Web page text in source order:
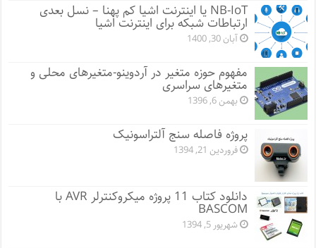
NB-IoT یا اینترنت اشیا کم پهنا – نسل بعدی
ارتباطات شبکه برای اینترنت اشیا
آبان 30, 1400
مفهوم حوزه متغیر در آردوینو-متغیرهای محلی و
متغیرهای سراسری
بهمن 6, 1396
پروژه فاصله سنج آلتراسونیک
فروردین 21, 1394
دانلود کتاب 11 پروژه میکروکنترلر AVR با
BASCOM
شهریور 5, 1394